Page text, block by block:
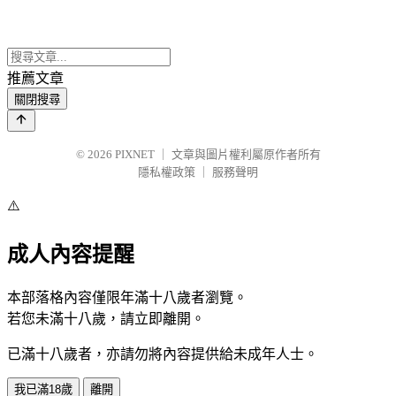
推薦文章
關閉搜尋
© 2026 PIXNET
文章與圖片權利屬原作者所有
隱私權政策
服務聲明
⚠️
成人內容提醒
本部落格內容僅限年滿十八歲者瀏覽。
若您未滿十八歲，請立即離開。
已滿十八歲者，亦請勿將內容提供給未成年人士。
我已滿18歲 離開